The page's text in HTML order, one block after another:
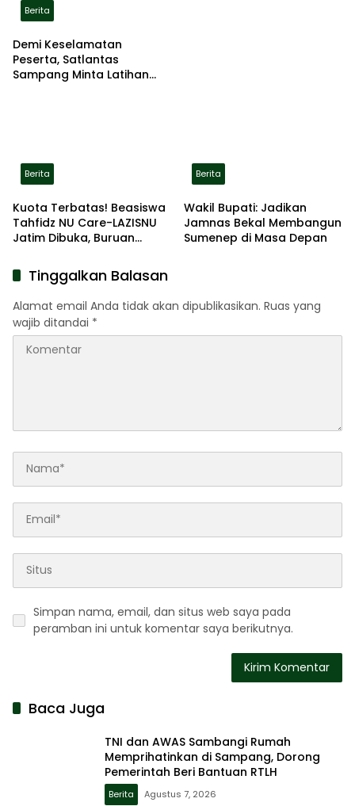
Berita
Demi Keselamatan
Peserta, Satlantas
Sampang Minta Latihan
Berita
Kuota Terbatas! Beasiswa
Tahfidz NU Care-LAZISNU
Jatim Dibuka, Buruan
Berita
Wakil Bupati: Jadikan
Jamnas Bekal Membangun
Sumenep di Masa Depan
Tinggalkan Balasan
Alamat email Anda tidak akan dipublikasikan. Ruas yang
wajib ditandai *
Simpan nama, email, dan situs web saya pada
peramban ini untuk komentar saya berikutnya.
Baca Juga
TNI dan AWAS Sambangi Rumah
Memprihatinkan di Sampang, Dorong
Pemerintah Beri Bantuan RTLH
Berita Agustus 7, 2026